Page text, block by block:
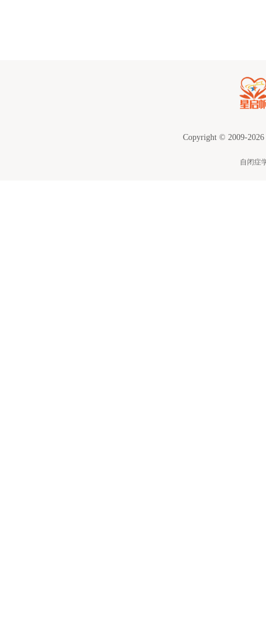
Copyright © 2009-
自闭症